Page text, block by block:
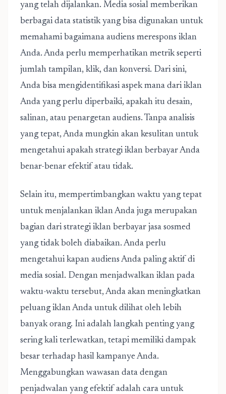
yang telah dijalankan. Media sosial memberikan
berbagai data statistik yang bisa digunakan untuk
memahami bagaimana audiens merespons iklan
Anda. Anda perlu memperhatikan metrik seperti
jumlah tampilan, klik, dan konversi. Dari sini,
Anda bisa mengidentifikasi aspek mana dari iklan
Anda yang perlu diperbaiki, apakah itu desain,
salinan, atau penargetan audiens. Tanpa analisis
yang tepat, Anda mungkin akan kesulitan untuk
mengetahui apakah strategi iklan berbayar Anda
benar-benar efektif atau tidak.
Selain itu, mempertimbangkan waktu yang tepat
untuk menjalankan iklan Anda juga merupakan
bagian dari strategi iklan berbayar jasa sosmed
yang tidak boleh diabaikan. Anda perlu
mengetahui kapan audiens Anda paling aktif di
media sosial. Dengan menjadwalkan iklan pada
waktu-waktu tersebut, Anda akan meningkatkan
peluang iklan Anda untuk dilihat oleh lebih
banyak orang. Ini adalah langkah penting yang
sering kali terlewatkan, tetapi memiliki dampak
besar terhadap hasil kampanye Anda.
Menggabungkan wawasan data dengan
penjadwalan yang efektif adalah cara untuk